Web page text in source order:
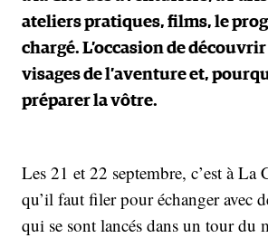
ateliers pratiques, films, le
chargé. L’occasion de
visages de l’aventure et,
préparer la vôtre.
Les 21 et 22 septembre, c’est à La
qu’il faut filer pour échanger avec
qui se sont lancés dans un tour du